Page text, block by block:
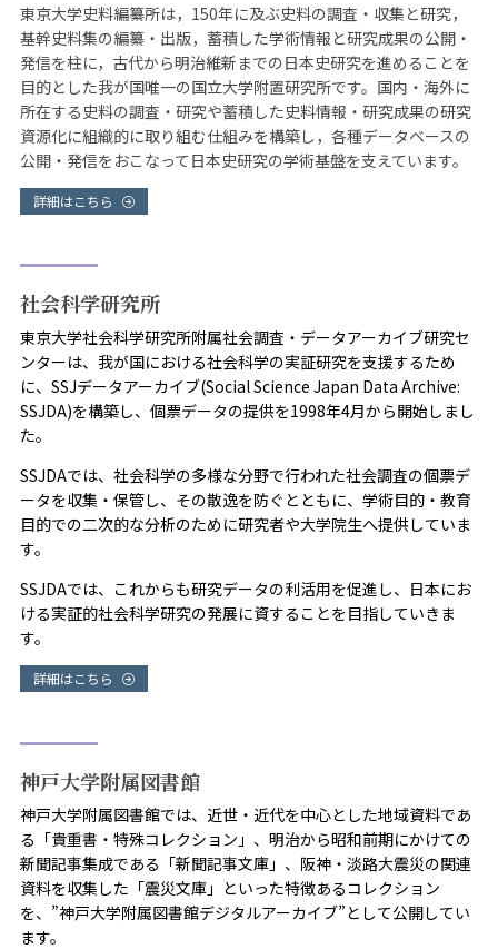
東京大学史料編纂所は，150年に及ぶ史料の調査・収集と研究，
基幹史料集の編纂・出版，蓄積した学術情報と研究成果の公開・
発信を柱に，古代から明治維新までの日本史研究を進めることを
目的とした我が国唯一の国立大学附置研究所です。国内・海外に
所在する史料の調査・研究や蓄積した史料情報・研究成果の研究
資源化に組織的に取り組む仕組みを構築し，各種データベースの
公開・発信をおこなって日本史研究の学術基盤を支えています。
詳細はこちら
社会科学研究所
東京大学社会科学研究所附属社会調査・データアーカイブ研究セ
ンターは、我が国における社会科学の実証研究を支援するため
に、SSJデータアーカイブ(Social Science Japan Data Archive:
SSJDA)を構築し、個票データの提供を1998年4月から開始しまし
た。
SSJDAでは、社会科学の多様な分野で行われた社会調査の個票デ
ータを収集・保管し、その散逸を防ぐとともに、学術目的・教育
目的での二次的な分析のために研究者や大学院生へ提供していま
す。
SSJDAでは、これからも研究データの利活用を促進し、日本にお
ける実証的社会科学研究の発展に資することを目指していきま
す。
詳細はこちら
神戸大学附属図書館
神戸大学附属図書館では、近世・近代を中心とした地域資料であ
る「貴重書・特殊コレクション」、明治から昭和前期にかけての
新聞記事集成である「新聞記事文庫」、阪神・淡路大震災の関連
資料を収集した「震災文庫」といった特徴あるコレクション
を、”神戸大学附属図書館デジタルアーカイブ”として公開してい
ます。